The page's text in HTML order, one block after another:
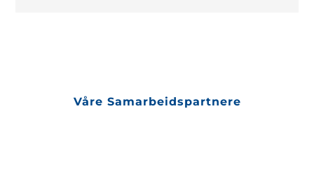
Våre Samarbeids­partnere